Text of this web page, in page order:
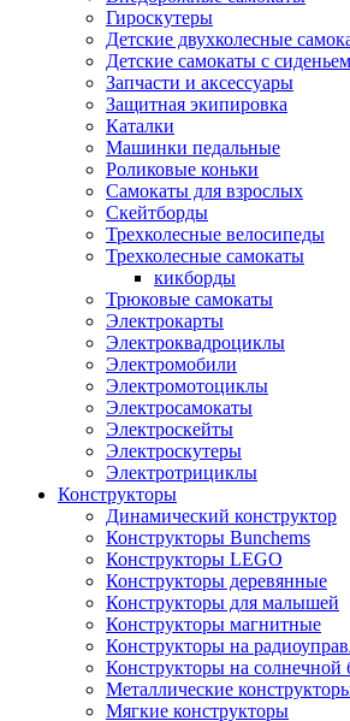
Гироскутеры
Детские двухколесные
Детские самокаты с сиденьем
Запчасти и аксессуары
Защитная экипировка
Каталки
Машинки педальные
Роликовые коньки
Самокаты для взрослых
Скейтборды
Трехколесные велосипеды
Трехколесные самокаты
кикборды
Трюковые самокаты
Электрокарты
Электроквадроциклы
Электромобили
Электромотоциклы
Электросамокаты
Электроскейты
Электроскутеры
Электротрициклы
Конструкторы
Динамический конструктор
Конструкторы Bunchems
Конструкторы LEGO
Конструкторы деревянные
Конструкторы для малышей
Конструкторы магнитные
Конструкторы на
Конструкторы на солнечной
Металлические
Мягкие конструкторы